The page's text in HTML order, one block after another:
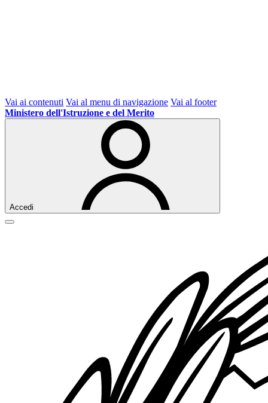
Vai ai contenuti Vai al menu di navigazione Vai al footer
Ministero dell'Istruzione e del Merito
Accedi